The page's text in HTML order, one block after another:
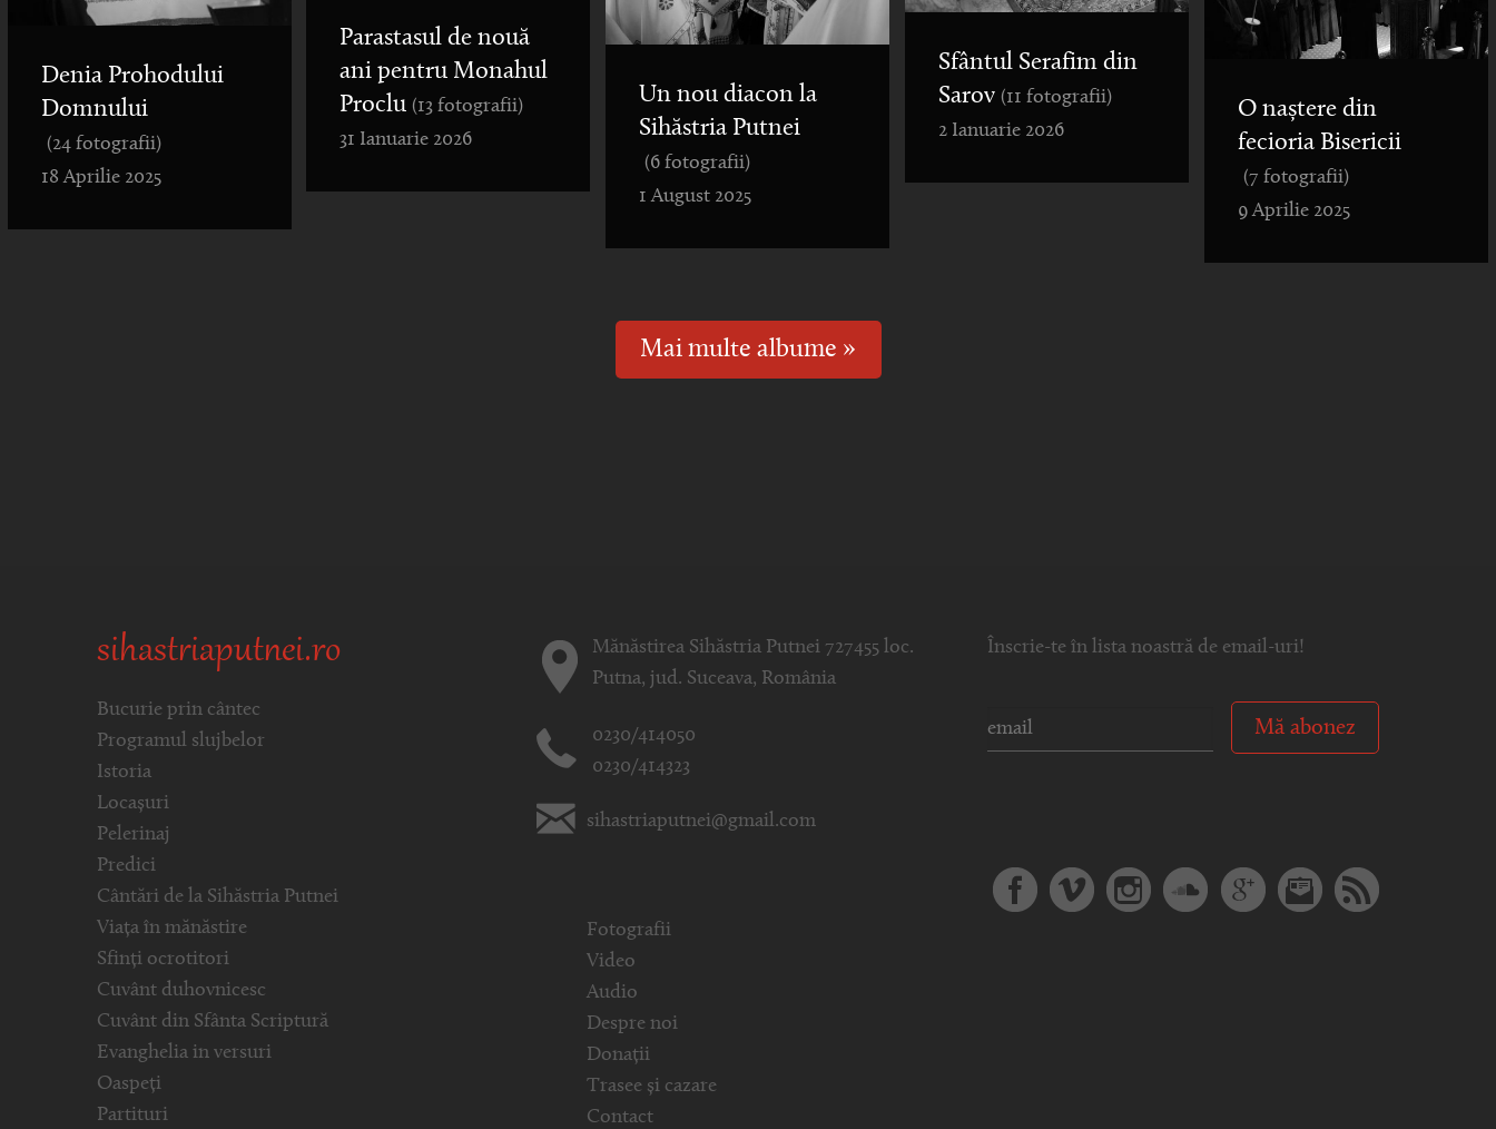
Parastasul de nouă
ani pentru Monahul
Proclu (13 fotografii)
31 Ianuarie 2026
Sfântul Serafim din
Sarov (11 fotografii)
2 Ianuarie 2026
Un nou diacon la
Sihăstria Putnei
(6 fotografii)
1 August 2025
Denia Prohodului
Domnului
(24 fotografii)
18 Aprilie 2025
O naștere din
fecioria Bisericii
(7 fotografii)
9 Aprilie 2025
Mai multe albume »
sihastriaputnei.ro
Bucurie prin cântec
Programul slujbelor
Istoria
Locașuri
Pelerinaj
Predici
Cântări de la Sihăstria Putnei
Viața în mănăstire
Sfinți ocrotitori
Cuvânt duhovnicesc
Cuvânt din Sfânta Scriptură
Evanghelia in versuri
Oaspeți
Partituri
Mănăstirea Sihăstria Putnei 727455 loc.
Putna, jud. Suceava, România
0230/414050
0230/414323
sihastriaputnei@gmail.com
Fotografii
Video
Audio
Despre noi
Donații
Trasee și cazare
Contact
Înscrie-te în lista noastră de email-uri!
Mă abonez